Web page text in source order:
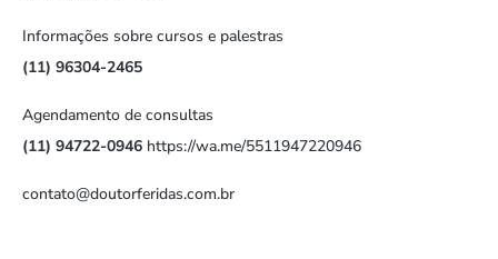
Informações sobre cursos e palestras
(11) 96304-2465
Agendamento de consultas
(11) 94722-0946 https://wa.me/5511947220946
contato@doutorferidas.com.br